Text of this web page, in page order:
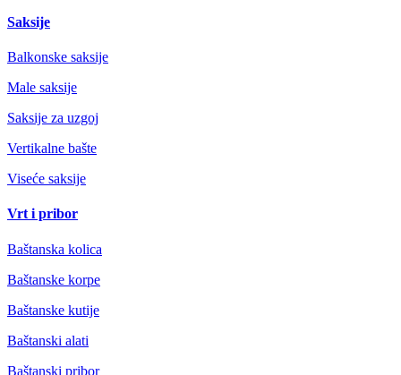
Saksije
Balkonske saksije
Male saksije
Saksije za uzgoj
Vertikalne bašte
Viseće saksije
Vrt i pribor
Baštanska kolica
Baštanske korpe
Baštanske kutije
Baštanski alati
Baštanski pribor